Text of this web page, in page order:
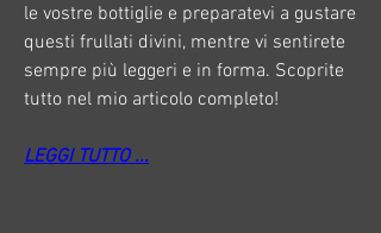
le vostre bottiglie e preparatevi a gustare
questi frullati divini, mentre vi sentirete
sempre più leggeri e in forma. Scoprite
tutto nel mio articolo completo!
LEGGI TUTTO ...